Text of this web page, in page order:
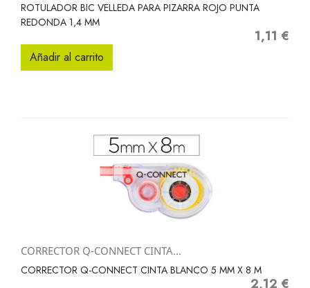
ROTULADOR BIC VELLEDA PARA PIZARRA ROJO PUNTA
REDONDA 1,4 MM
Precio
1,11 €
Añadir al carrito
CORRECTOR Q-CONNECT CINTA...
CORRECTOR Q-CONNECT CINTA BLANCO 5 MM X 8 M
Precio
2,12 €